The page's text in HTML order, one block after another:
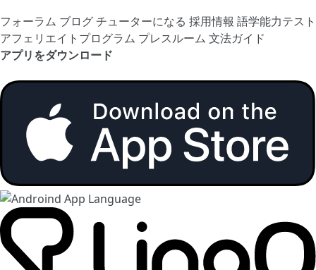
フォーラム ブログチューターになる 採用情報 語学能力テスト
アフェリエイトプログラム プレスルーム 文法ガイド
アプリをダウンロード